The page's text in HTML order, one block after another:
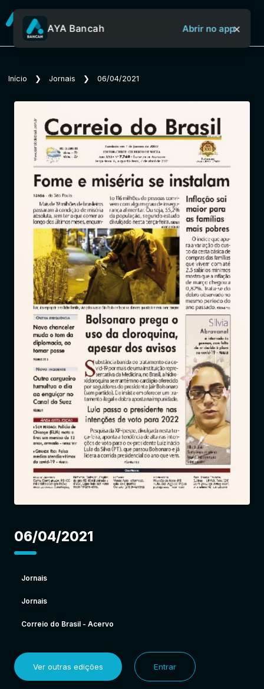
Sobre o Aya Bancah
Início
Revistas
Jornais
Notícias
Entrar
AYA Bancah Abrir no app×
Início ❯ Jornais ❯ 06/04/2021
06/04/2021
Jornais
Jornais
Correio do Brasil - Acervo
Ver outras edições Entrar